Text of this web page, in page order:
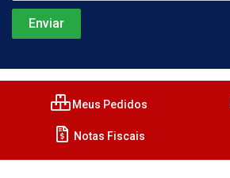
Meus Pedidos
Notas Fiscais